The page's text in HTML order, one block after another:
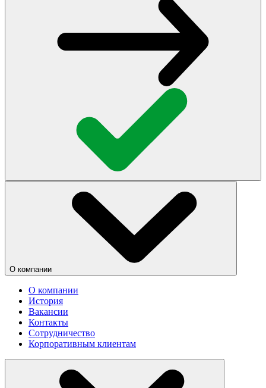
О компании
О компании
История
Вакансии
Контакты
Сотрудничество
Корпоративным клиентам